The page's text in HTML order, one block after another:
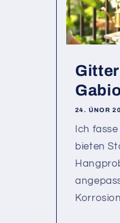
24. ÚNOR
Ich
bieten